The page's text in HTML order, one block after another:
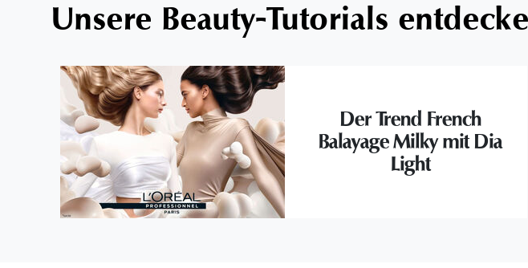
Unsere Beauty-Tutorials
Der Trend French
Balayage Milky mit Dia
Light